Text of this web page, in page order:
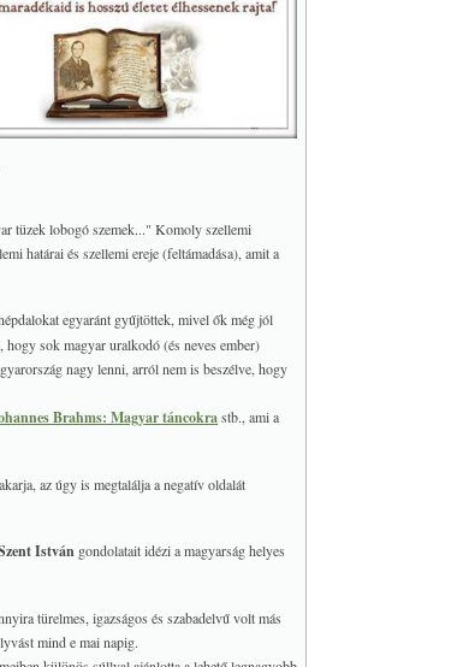
tüzek lobogó szemek..." Komoly szellemi
határai és szellemi ereje (feltámadása), amit a
egyaránt gyűjtöttek, mivel ők még jól
hogy sok magyar uralkodó (és neves ember)
nagy lenni, arról nem is beszélve, hogy
Brahms: Magyar táncokrastb., ami a
az úgy is megtalálja a negatív oldalát
István gondolatait idézi a magyarság helyes
türelmes, igazságos és szabadelvű volt más
mind e mai napig.